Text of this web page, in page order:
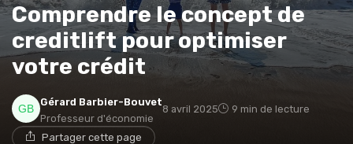
Comprendre le concept de
creditlift pour optimiser
votre crédit
Gérard Barbier-Bouvet
Professeur d'économie
8 avril 2025 9 min de lecture
Partager cette page